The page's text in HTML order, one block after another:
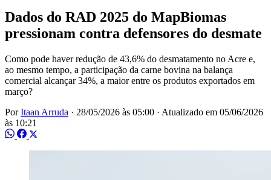
Dados do RAD 2025 do MapBiomas
pressionam contra defensores do desmate
Como pode haver redução de 43,6% do desmatamento no Acre e,
ao mesmo tempo, a participação da carne bovina na balança
comercial alcançar 34%, a maior entre os produtos exportados em
março?
PorItaan Arruda · 28/05/2026 às 05:00 · Atualizado em 05/06/2026
às 10:21